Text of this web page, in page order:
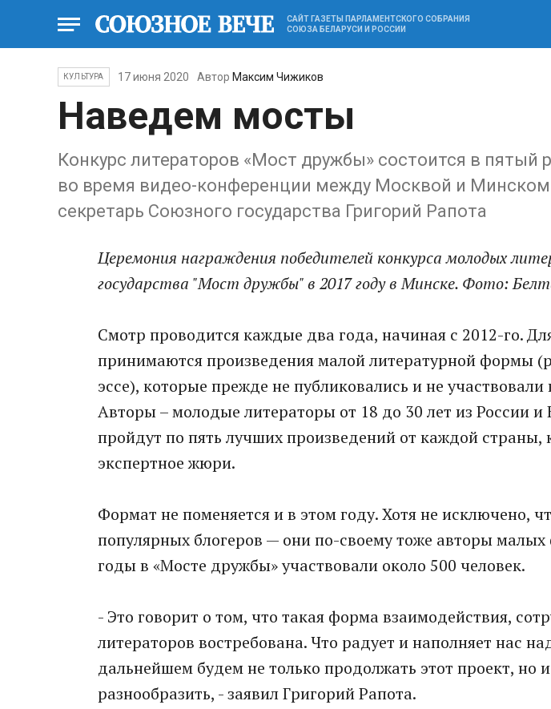
САЙТ ГАЗЕТЫ ПАРЛАМЕНТСКОГО СОБРАНИЯ
СОЮЗА БЕЛАРУСИ И РОССИИ
КУЛЬТУРА 17 июня 2020 Автор Максим Чижиков
Наведем мосты
Конкурс литераторов «Мост дружбы» состоится в пятый
во время видео-конференции между Москвой и Минском
секретарь Союзного государства Григорий Рапота
Церемония награждения победителей конкурса молодых
государства "Мост дружбы" в 2017 году в Минске. Фото:
Смотр проводится каждые два года, начиная с 2012-го.
принимаются произведения малой литературной формы
эссе), которые прежде не публиковались и не участвовали
Авторы – молодые литераторы от 18 до 30 лет из России и
пройдут по пять лучших произведений от каждой страны,
экспертное жюри.
Формат не поменяется и в этом году. Хотя не исключено,
популярных блогеров — они по-своему тоже авторы малых
годы в «Мосте дружбы» участвовали около 500 человек.
- Это говорит о том, что такая форма взаимодействия,
литераторов востребована. Что радует и наполняет нас
дальнейшем будем не только продолжать этот проект, но
разнообразить, - заявил Григорий Рапота.